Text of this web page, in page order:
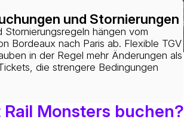
und Stornierungen
Stornierungsregeln hängen vom
Bordeaux nach Paris ab. Flexible TGV
in der Regel mehr Änderungen als
die strengere Bedingungen
Monsters buchen?